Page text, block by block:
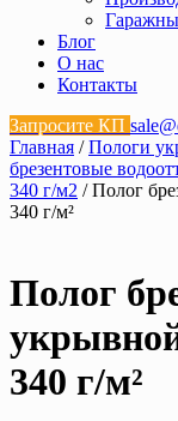
Блог
О нас
Контакты
Запросите КП
Главная /Пологи
брезентовые
340 г/м2 / Полог
340 г/м²
Полог
340 г/м²